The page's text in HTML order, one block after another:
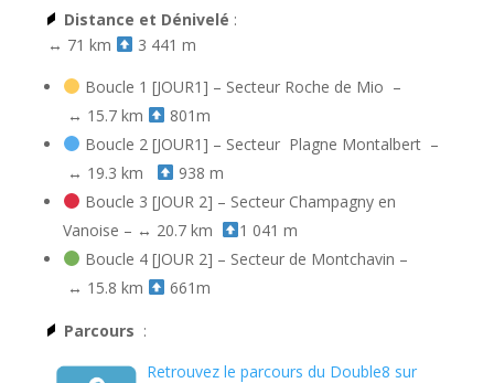
Distance et Dénivelé :
↔️ 71 km
3 441 m
Boucle 1 [JOUR1] – Secteur Roche de Mio –
↔️ 15.7 km
801m
Boucle 2 [JOUR1] – Secteur Plagne Montalbert –
↔️ 19.3 km
938 m
Boucle 3 [JOUR 2] – Secteur Champagny en
Vanoise – ↔️ 20.7 km
1 041 m
Boucle 4 [JOUR 2] – Secteur de Montchavin –
↔️ 15.8 km 661m
Parcours :
Retrouvez le parcours du Double8 sur